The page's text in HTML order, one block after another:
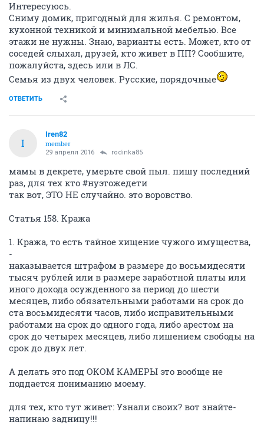
Интересуюсь.
Сниму домик, пригодный для жилья. С ремонтом,
кухонной техникой и минимальной мебелью. Все
этажи не нужны. Знаю, варианты есть. Может, кто от
соседей слыхал, друзей, кто живет в ПП? Сообшите,
пожалуйста, здесь или в ЛС.
Семья из двух человек. Русские, порядочные
ОТВЕТИТЬ
I
Iren82
member
29 апреля 2016 rodinka85
мамы в декрете, умерьте свой пыл. пишу последний
раз, для тех кто #нуэтожедети
так вот, ЭТО НЕ случайно. это воровство.
Статья 158. Кража
1. Кража, то есть тайное хищение чужого имущества,
-
наказывается штрафом в размере до восьмидесяти
тысяч рублей или в размере заработной платы или
иного дохода осужденного за период до шести
месяцев, либо обязательными работами на срок до
ста восьмидесяти часов, либо исправительными
работами на срок до одного года, либо арестом на
срок до четырех месяцев, либо лишением свободы на
срок до двух лет.
А делать это под ОКОМ КАМЕРЫ это вообще не
поддается пониманию моему.
для тех, кто тут живет: Узнали своих? вот знайте-
напинаю задницу!!!